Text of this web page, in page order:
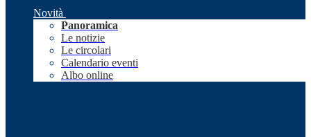
Novità
Panoramica
Le notizie
Le circolari
Calendario eventi
Albo online